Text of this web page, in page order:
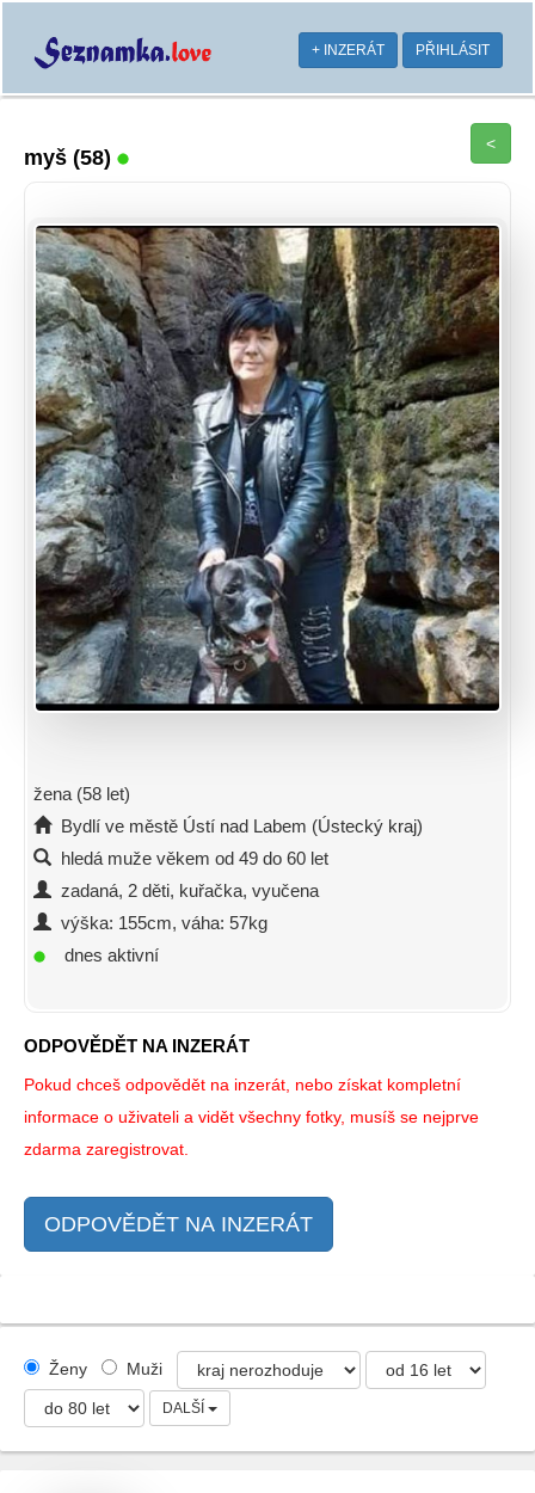
+ INZERÁT PŘIHLÁSIT
myš (58)
<
žena (58 let)
Bydlí ve městě Ústí nad Labem (Ústecký kraj)
hledá muže věkem od 49 do 60 let
zadaná, 2 děti, kuřačka, vyučena
výška: 155cm, váha: 57kg
dnes aktivní
ODPOVĚDĚT NA INZERÁT
Pokud chceš odpovědět na inzerát, nebo získat kompletní
informace o uživateli a vidět všechny fotky, musíš se nejprve
zdarma zaregistrovat.
ODPOVĚDĚT NA INZERÁT
Ženy Muži
DALŠÍ